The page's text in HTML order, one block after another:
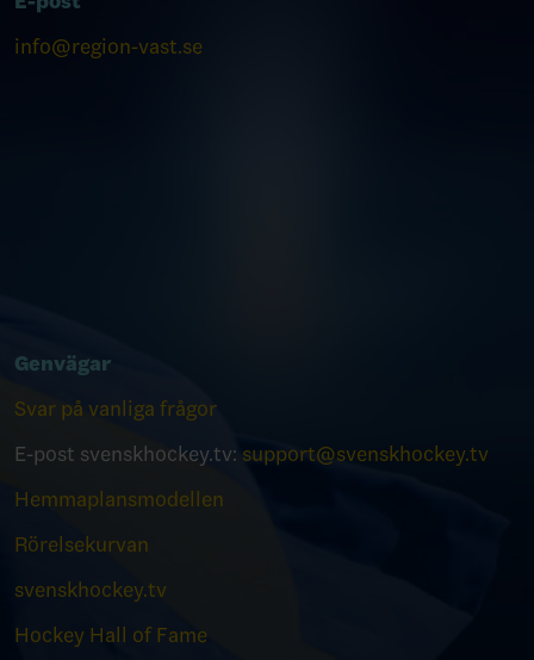
info@region-vast.se
Genvägar
Svar på vanliga frågor
E-post svenskhockey.tv: support@svenskhockey.tv
Hemmaplansmodellen
Rörelsekurvan
svenskhockey.tv
Hockey Hall of Fame